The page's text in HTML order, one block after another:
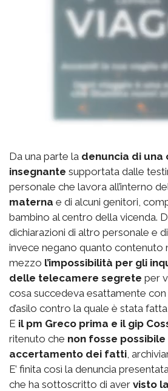
Da una parte la denuncia di una
insegnante supportata dalle
personale che lavora all’interno
materna e di alcuni genitori,
bambino al centro della vicenda.
dichiarazioni di altro personale e
invece negano quanto contenuto
mezzo l’impossibilità per gli
delle telecamere segrete per
cosa succedeva esattamente
d’asilo contro la quale è stata
E il pm Greco prima e il gip
ritenuto che non fosse
accertamento dei fatti ,
E’ finita così la denuncia
che ha sottoscritto di aver visto